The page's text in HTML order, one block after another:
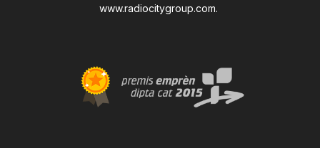
www.radiocitygroup.com.